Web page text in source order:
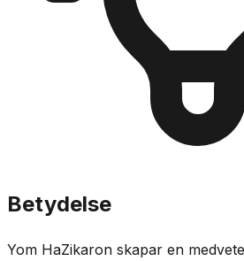
Betydelse
Yom HaZikaron skapar en